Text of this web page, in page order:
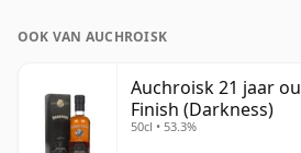
OOK VAN AUCHROISK
Auchroisk 21 jaar
Finish (Darkness)
50cl • 53.3%